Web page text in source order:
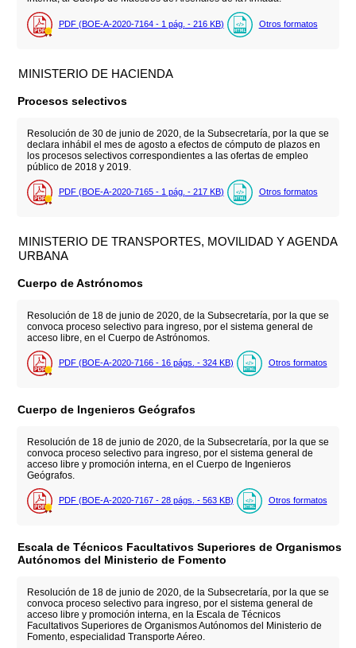
PDF (BOE-A-2020-7164 - 1 pág. - 216 KB) Otros formatos
MINISTERIO DE HACIENDA
Procesos selectivos
Resolución de 30 de junio de 2020, de la Subsecretaría, por la que se
declara inhábil el mes de agosto a efectos de cómputo de plazos en
los procesos selectivos correspondientes a las ofertas de empleo
público de 2018 y 2019.
PDF (BOE-A-2020-7165 - 1 pág. - 217 KB) Otros formatos
MINISTERIO DE TRANSPORTES, MOVILIDAD Y AGENDA
URBANA
Cuerpo de Astrónomos
Resolución de 18 de junio de 2020, de la Subsecretaría, por la que se
convoca proceso selectivo para ingreso, por el sistema general de
acceso libre, en el Cuerpo de Astrónomos.
PDF (BOE-A-2020-7166 - 16 págs. - 324 KB) Otros formatos
Cuerpo de Ingenieros Geógrafos
Resolución de 18 de junio de 2020, de la Subsecretaría, por la que se
convoca proceso selectivo para ingreso, por el sistema general de
acceso libre y promoción interna, en el Cuerpo de Ingenieros
Geógrafos.
PDF (BOE-A-2020-7167 - 28 págs. - 563 KB) Otros formatos
Escala de Técnicos Facultativos Superiores de Organismos
Autónomos del Ministerio de Fomento
Resolución de 18 de junio de 2020, de la Subsecretaría, por la que se
convoca proceso selectivo para ingreso, por el sistema general de
acceso libre y promoción interna, en la Escala de Técnicos
Facultativos Superiores de Organismos Autónomos del Ministerio de
Fomento, especialidad Transporte Aéreo.